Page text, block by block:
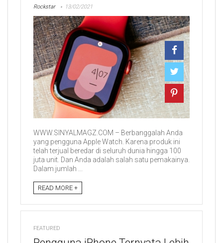
Rockstar 13/02/2021
WWW.SINYALMAGZ.COM – Berbanggalah Anda
yang pengguna Apple Watch. Karena produk ini
telah terjual beredar di seluruh dunia hingga 100
juta unit. Dan Anda adalah salah satu pemakainya.
Dalam jumlah ...
READ MORE +
FEATURED